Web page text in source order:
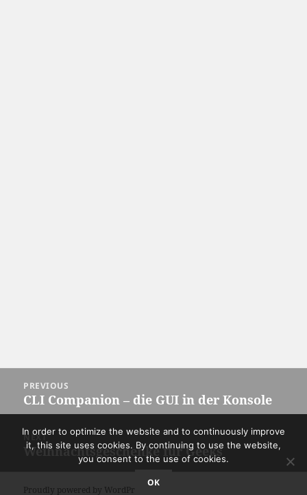
navigation
PREVIOUS
Previous
post:
CLI Companion – die GUI in der Konsole
NEXT
Next
Weihnachtsgeschenke für Geeks
Proudly powered by WordPress
In order to optimize the website and to continuously improve
it, this site uses cookies. By continuing to use the website,
you consent to the use of cookies.
OK